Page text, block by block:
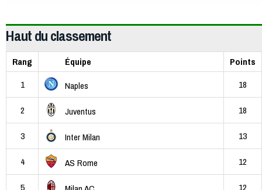
Haut du classement
Rang Équipe
Points
1
Naples 18
2 Juventus 18
3 Inter Milan 13
4 AS Rome 12
5
12